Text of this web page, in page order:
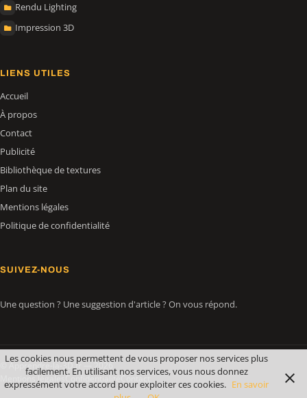
Rendu Lighting
Impression 3D
LIENS UTILES
Accueil
À propos
Contact
Publicité
Bibliothèque de textures
Plan du site
Mentions légales
Politique de confidentialité
SUIVEZ-NOUS
Une question ? Une suggestion d'article ? On vous répond.
© Apprendre-la-3D.fr — 2026
Mentions légalesConfidentialitéContact
Les cookies nous permettent de vous proposer nos services plus
facilement. En utilisant nos services, vous nous donnez
expressément votre accord pour exploiter ces cookies. En savoir